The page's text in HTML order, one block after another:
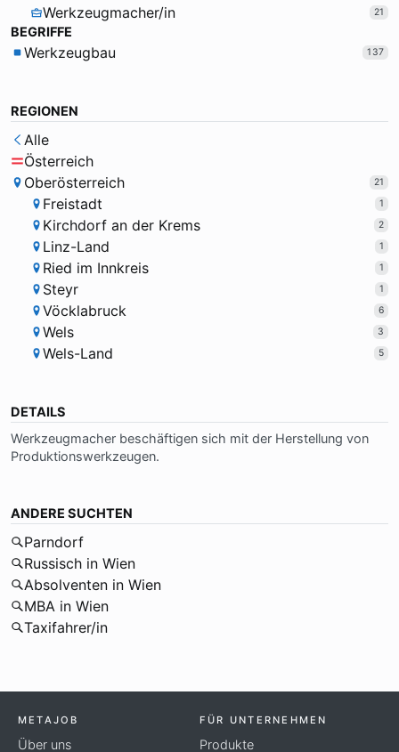
Werkzeugmacher/in 21
BEGRIFFE
Werkzeugbau 137
REGIONEN
Alle
Österreich
Oberösterreich
21
Freistadt 1
Kirchdorf an der Krems 2
Linz-Land 1
Ried im Innkreis 1
Steyr 1
Vöcklabruck 6
Wels 3
Wels-Land 5
DETAILS
Werk­zeug­ma­cher be­schäf­ti­gen sich mit der Her­stel­lung von
Pro­duk­ti­ons­werk­zeu­gen.
ANDERE SUCHTEN
Parndorf
Russisch in Wien
Absolventen in Wien
MBA in Wien
Taxifahrer/in
METAJOB
Über uns
FÜR UNTERNEHMEN
Produkte